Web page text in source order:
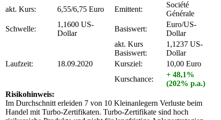
akt. Kurs:
6,55/6,75 Euro Emittent:
Société
Générale
Schwelle:
1,1600 US-
Dollar
Basiswert:
Euro/US-
Dollar
akt. Kurs
Basiswert:
1,1237 US-
Dollar
Laufzeit:
18.09.2020 Kursziel:
10,00 Euro
Kurschance:
+ 48,1%
(202% p.a.)
Risikohinweis:
Im Durchschnitt erleiden 7 von 10 Kleinanlegern Verluste beim
Handel mit Turbo-Zertifikaten. Turbo-Zertifikate sind hoch